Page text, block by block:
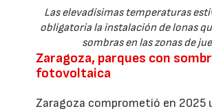
Las elevadísimas temperaturas
obligatoria la instalación de lonas
sombras en las zonas de
Zaragoza, parques con
fotovoltaica
Zaragoza comprometió en 2025